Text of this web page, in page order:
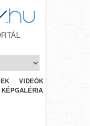
VIDEÓK
HÉTRŐL-
KÉPGALÉRIA